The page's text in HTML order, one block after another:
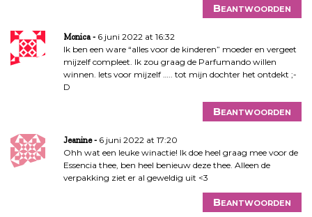
Beantwoorden
Monica
6 juni 2022 at 16:32
Ik ben een ware “alles voor de kinderen” moeder en vergeet
mijzelf compleet. Ik zou graag de Parfumando willen
winnen. Iets voor mijzelf ….. tot mijn dochter het ontdekt ;-
D
Beantwoorden
Jeanine
6 juni 2022 at 17:20
Ohh wat een leuke winactie! Ik doe heel graag mee voor de
Essencia thee, ben heel benieuw deze thee. Alleen de
verpakking ziet er al geweldig uit <3
Beantwoorden